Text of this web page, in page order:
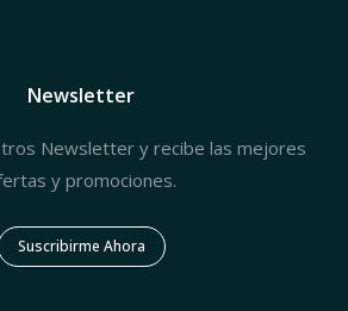
Newsletter
Newsletter y recibe las mejores
y promociones.
Suscribirme Ahora